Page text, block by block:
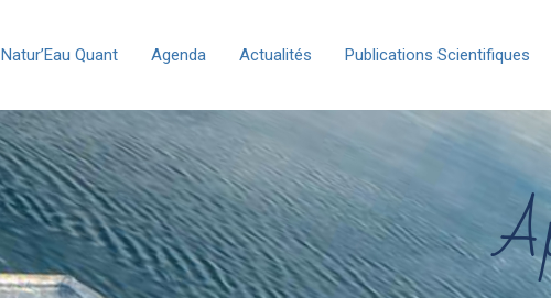
Natur’Eau Quant Agenda Actualités Publications Scientifiques